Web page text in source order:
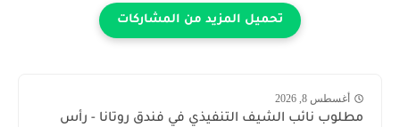
أغسطس 8, 2026
مطلوب نائب الشيف التنفيذي في فندق روتانا - رأس